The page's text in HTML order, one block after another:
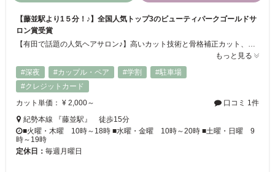
【藤並駅より1５分！♪】全国人気トップ3のビューティパークゴールドサ
ロン賞受賞
【有田で話題の人気ヘアサロン♪】高いカット技術と骨格補正カット、さらに今大注目の髪質改善トリートメントで、くせ毛や多毛の方でもまとまりのあるうるつや髪へ大変身★☆最先端の薬剤と知識を取り入れ、デジタルパーマなども髪を傷めないようにしているのが大人気‼髪のダメージを大幅に減らすことで、いつまでも美しい髪を保てます。ヘアケアにもこだわってますので家でのお手入れもバッチリできます
もっと見る
#深夜
#カップル・ペア #学割
#駐車場
#クレジットカード
カット単価： ¥ 2,000～
口コミ 1件
紀勢本線 『藤並駅』 徒歩15分
■火曜・木曜 10時～18時 ■水曜・金曜 10時～20時 ■土曜・日曜 9
時～19時
定休日： 毎週月曜日